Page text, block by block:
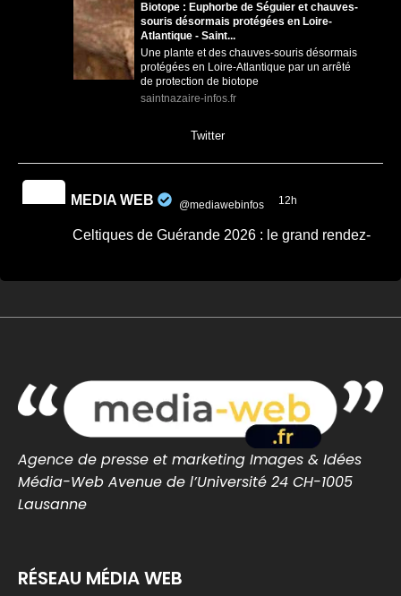
Biotope : Euphorbe de Séguier et chauves-
souris désormais protégées en Loire-
Atlantique - Saint...
Une plante et des chauves-souris désormais
protégées en Loire-Atlantique par un arrêté
de protection de biotope
saintnazaire-infos.fr
Twitter
MEDIA WEB @mediawebinfos 12h
Celtiques de Guérande 2026 : le grand rendez-
Côte d'Amour Infos
traditions celtiques.
cotedamour-infos.fr
0 0 Twitter
MEDIA WEB
Agence de presse et marketing Images & Idées
Média-Web Avenue de l’Université 24 CH-1005
Lausanne
RÉSEAU MÉDIA WEB